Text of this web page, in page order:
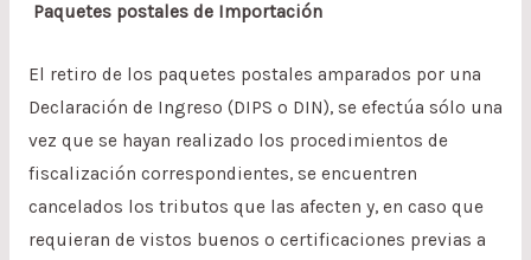
Paquetes postales de Importación
El retiro de los paquetes postales amparados por una
Declaración de Ingreso (DIPS o DIN), se efectúa sólo una
vez que se hayan realizado los procedimientos de
fiscalización correspondientes, se encuentren
cancelados los tributos que las afecten y, en caso que
requieran de vistos buenos o certificaciones previas a